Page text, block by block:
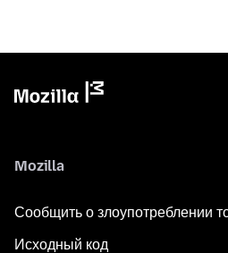
Mozilla
Сообщить о злоупотреблении
Исходный код